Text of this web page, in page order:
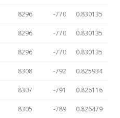
8296 -770 0.830135
8296 -770 0.830135
8296 -770 0.830135
8308 -792 0.825934
8307 -791 0.826116
8305 -789 0.826479